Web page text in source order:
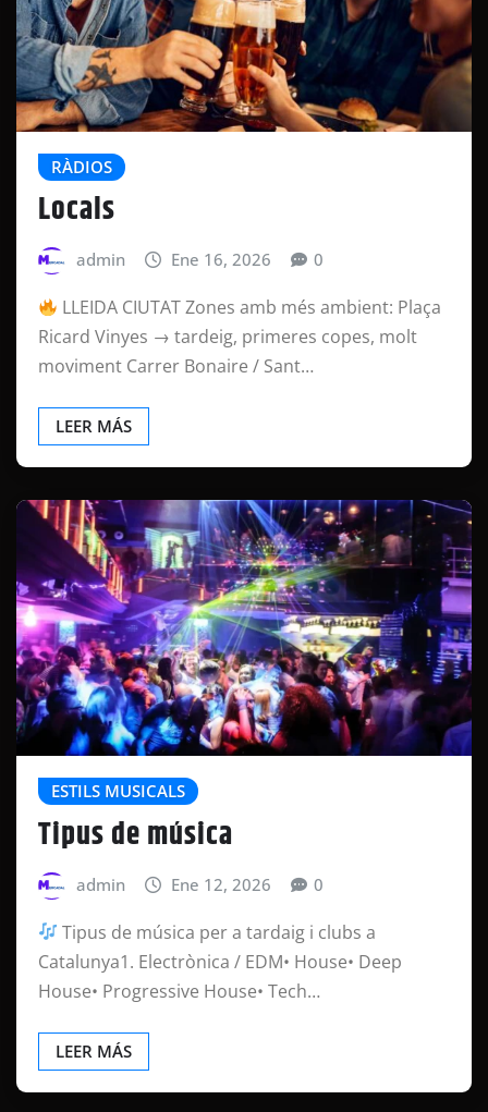
RÀDIOS
Locals
admin Ene 16, 2026 0
LLEIDA CIUTAT Zones amb més ambient: Plaça
Ricard Vinyes → tardeig, primeres copes, molt
moviment Carrer Bonaire / Sant…
LEER MÁS
ESTILS MUSICALS
Tipus de música
admin Ene 12, 2026 0
Tipus de música per a tardaig i clubs a
Catalunya1. Electrònica / EDM• House• Deep
House• Progressive House• Tech…
LEER MÁS